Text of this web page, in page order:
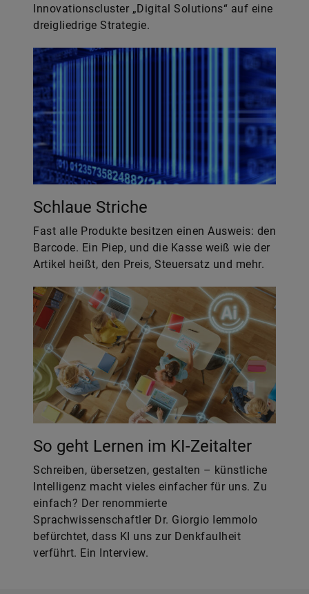
Innovationscluster „Digital Solutions“ auf eine
dreigliedrige Strategie.
Schlaue Striche
Fast alle Produkte besitzen einen Ausweis: den
Barcode. Ein Piep, und die Kasse weiß wie der
Artikel heißt, den Preis, Steuersatz und mehr.
So geht Lernen im KI-Zeitalter
Schreiben, übersetzen, gestalten – künstliche
Intelligenz macht vieles einfacher für uns. Zu
einfach? Der renommierte
Sprachwissenschaftler Dr. Giorgio Iemmolo
befürchtet, dass KI uns zur Denkfaulheit
verführt. Ein Interview.